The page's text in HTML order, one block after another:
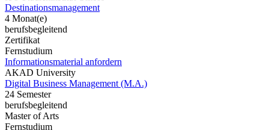
Destinationsmanagement
4 Monat(e)
berufsbegleitend
Zertifikat
Fernstudium
Informationsmaterial anfordern
AKAD University
Digital Business Management (M.A.)
24 Semester
berufsbegleitend
Master of Arts
Fernstudium